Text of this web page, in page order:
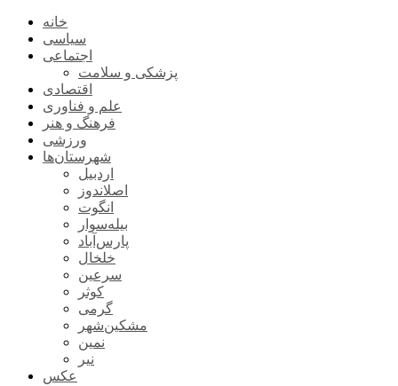
خانه
سیاسی
اجتماعی
پزشکی و سلامت
اقتصادی
علم و فناوری
فرهنگ و هنر
ورزشی
شهرستان‌ها
اردبیل
اصلاندوز
انگوت
بیله‌سوار
پارس‌آباد
خلخال
سرعین
کوثر
گرمی
مشکین‌شهر
نمین
نیر
عکس